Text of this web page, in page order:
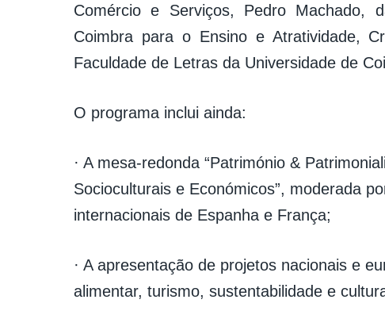
Comércio e Serviços, Pedro Machado,
Coimbra para o Ensino e Atratividade,
Faculdade de Letras da Universidade de
O programa inclui ainda:
· A mesa-redonda “Património &
Socioculturais e Económicos”, moderada
internacionais de Espanha e França;
· A apresentação de projetos nacionais e
alimentar, turismo, sustentabilidade e